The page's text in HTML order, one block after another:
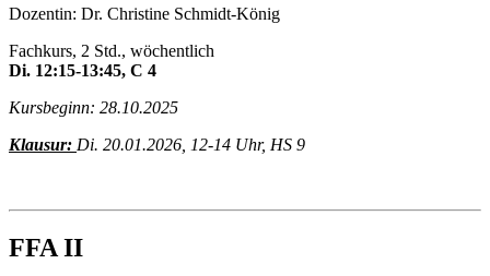
Dozentin: Dr. Christine Schmidt-König
Fachkurs, 2 Std., wöchentlich
Di. 12:15-13:45, C 4
Kursbeginn: 28.10.2025
Klausur: Di. 20.01.2026, 12-14 Uhr, HS 9
FFA II